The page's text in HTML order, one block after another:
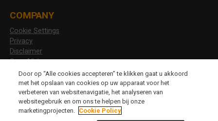
COMPANY
Cookie Settings
Privacy
Disclaimer
Over Allshoes
Vacatures
CHANGE LANGUAGE
Door op “Alle cookies accepteren” te klikken gaat u akkoord
met het opslaan van cookies op uw apparaat voor het
verbeteren van websitenavigatie, het analyseren van
websitegebruik en om ons te helpen bij onze
marketingprojecten. Cookie Policy